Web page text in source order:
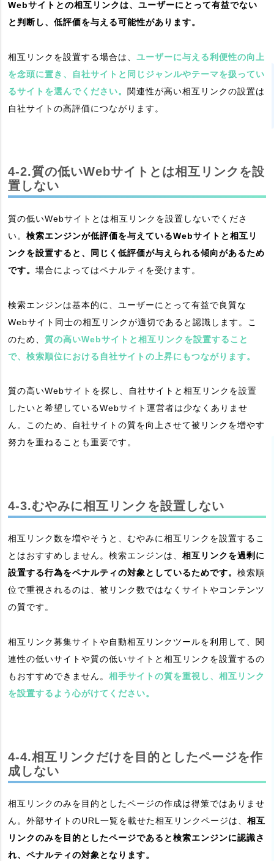
Webサイトとの相互リンクは、ユーザーにとって有益でない
と判断し、低評価を与える可能性があります。
相互リンクを設置する場合は、ユーザーに与える利便性の向上
を念頭に置き、自社サイトと同じジャンルやテーマを扱ってい
るサイトを選んでください。関連性が高い相互リンクの設置は
自社サイトの高評価につながります。
4-2.質の低いWebサイトとは相互リンクを設
置しない
質の低いWebサイトとは相互リンクを設置しないでくださ
い。検索エンジンが低評価を与えているWebサイトと相互リ
ンクを設置すると、同じく低評価が与えられる傾向があるため
です。場合によってはペナルティを受けます。
検索エンジンは基本的に、ユーザーにとって有益で良質な
Webサイト同士の相互リンクが適切であると認識します。こ
のため、質の高いWebサイトと相互リンクを設置すること
で、検索順位における自社サイトの上昇にもつながります。
質の高いWebサイトを探し、自社サイトと相互リンクを設置
したいと希望しているWebサイト運営者は少なくありませ
ん。このため、自社サイトの質を向上させて被リンクを増やす
努力を重ねることも重要です。
4-3.むやみに相互リンクを設置しない
相互リンク数を増やそうと、むやみに相互リンクを設置するこ
とはおすすめしません。検索エンジンは、相互リンクを過剰に
設置する行為をペナルティの対象としているためです。検索順
位で重視されるのは、被リンク数ではなくサイトやコンテンツ
の質です。
相互リンク募集サイトや自動相互リンクツールを利用して、関
連性の低いサイトや質の低いサイトと相互リンクを設置するの
もおすすめできません。相手サイトの質を重視し、相互リンク
を設置するよう心がけてください。
4-4.相互リンクだけを目的としたページを作
成しない
相互リンクのみを目的としたページの作成は得策ではありませ
ん。外部サイトのURL一覧を載せた相互リンクページは、相互
リンクのみを目的としたページであると検索エンジンに認識さ
れ、ペナルティの対象となります。